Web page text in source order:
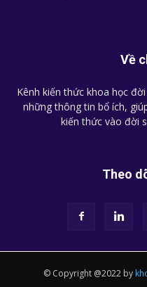
Về
Kênh kiến thức khoa học
những thông tin bổ ích,
kiến thức vào đời
Theo
© Copyright @2022 by